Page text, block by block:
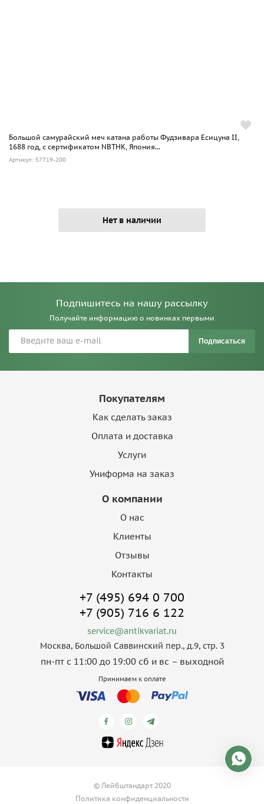
Большой самурайский меч катана работы Фудзивара Есицуна II,
1688 год, с сертификатом NBTHK, Япония...
Артикул: 57719-200
Нет в наличии
Подпишитесь на нашу рассылку
Получайте информацию о новинках первыми
Подписаться
Покупателям
Как сделать заказ
Оплата и доставка
Услуги
Униформа на заказ
О компании
О нас
Клиенты
Отзывы
Контакты
+7 (495) 694 0 700
+7 (905) 716 6 122
service@antikvariat.ru
Москва, Большой Саввинский пер., д.9, стр. 3
пн-пт с 11:00 до 19:00 сб и вс – выходной
Принимаем к оплате
© Лейбштандарт 2020
Политика конфиденциальности